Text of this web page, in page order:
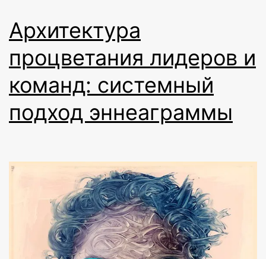
Архитектура
процветания лидеров и
команд: системный
подход эннеаграммы